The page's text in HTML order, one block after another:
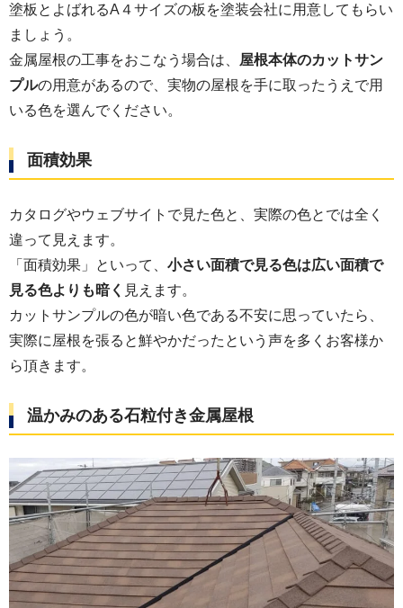
塗板とよばれるA４サイズの板を塗装会社に用意してもらい
ましょう。
金属屋根の工事をおこなう場合は、 屋根本体のカットサン
プルの用意があるので、実物の屋根を手に取ったうえで用
いる色を選んでください。
面積効果
カタログやウェブサイトで見た色と、実際の色とでは全く
違って見えます。
「面積効果」といって、 小さい面積で見る色は広い面積で
見る色よりも暗く 見えます。
カットサンプルの色が暗い色である不安に思っていたら、
実際に屋根を張ると鮮やかだったという声を多くお客様か
ら頂きます。
温かみのある石粒付き金属屋根